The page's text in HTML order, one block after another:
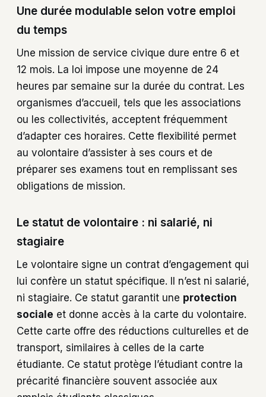
Une durée modulable selon votre emploi
du temps
Une mission de service civique dure entre 6 et
12 mois. La loi impose une moyenne de 24
heures par semaine sur la durée du contrat. Les
organismes d’accueil, tels que les associations
ou les collectivités, acceptent fréquemment
d’adapter ces horaires. Cette flexibilité permet
au volontaire d’assister à ses cours et de
préparer ses examens tout en remplissant ses
obligations de mission.
Le statut de volontaire : ni salarié, ni
stagiaire
Le volontaire signe un contrat d’engagement qui
lui confère un statut spécifique. Il n’est ni salarié,
ni stagiaire. Ce statut garantit une protection
sociale et donne accès à la carte du volontaire.
Cette carte offre des réductions culturelles et de
transport, similaires à celles de la carte
étudiante. Ce statut protège l’étudiant contre la
précarité financière souvent associée aux